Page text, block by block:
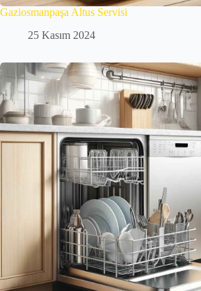
Gaziosmanpaşa Altus Servisi
25 Kasım 2024